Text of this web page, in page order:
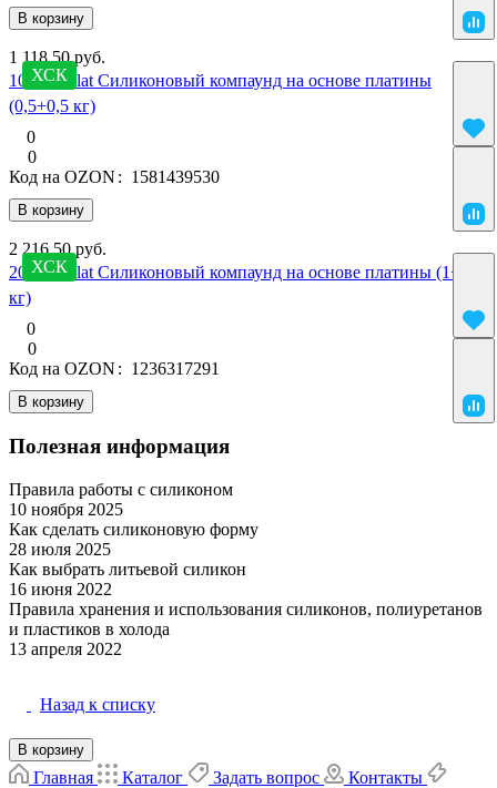
В корзину
ХСК
1 118.50 руб.
10 SilcoPlat Силиконовый компаунд на основе платины
(0,5+0,5 кг)
0
0
В корзину
Код на OZON : 1581439530
ХСК
2 216.50 руб.
20 SilcoPlat Силиконовый компаунд на основе платины (1+1
кг)
0
0
В корзину
Код на OZON : 1236317291
Полезная информация
Материалы
Правила работы с силиконом
10 ноября 2025
Матрица и форма
Как сделать силиконовую форму
28 июля 2025
Матрица и форма
Как выбрать литьевой силикон
16 июня 2022
Материалы
Правила хранения и использования силиконов, полиуретанов
и пластиков в холода
13 апреля 2022
Назад к списку
В корзину
Главная Каталог Задать вопрос
Контакты